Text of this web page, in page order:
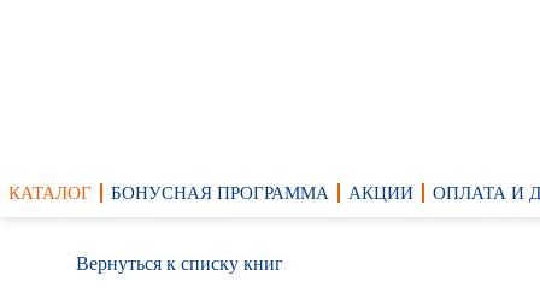
КАТАЛОГ БОНУСНАЯ ПРОГРАММА АКЦИИ ОПЛАТА И
Вернуться к списку книг